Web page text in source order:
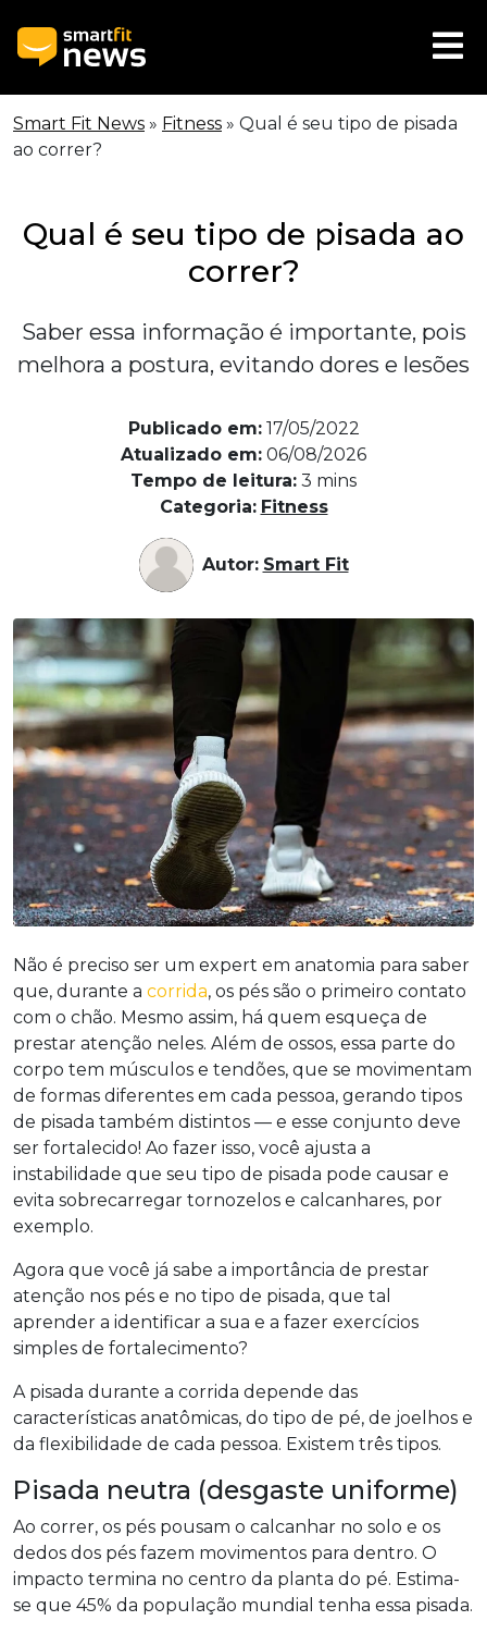
Smart Fit News » Fitness » Qual é seu tipo de pisada
ao correr?
Qual é seu tipo de pisada ao
correr?
Saber essa informação é importante, pois
melhora a postura, evitando dores e lesões
Publicado em: 17/05/2022
Atualizado em: 06/08/2026
Tempo de leitura: 3 mins
Categoria: Fitness
Autor: Smart Fit
Não é preciso ser um expert em anatomia para saber
que, durante a corrida, os pés são o primeiro contato
com o chão. Mesmo assim, há quem esqueça de
prestar atenção neles. Além de ossos, essa parte do
corpo tem músculos e tendões, que se movimentam
de formas diferentes em cada pessoa, gerando tipos
de pisada também distintos — e esse conjunto deve
ser fortalecido! Ao fazer isso, você ajusta a
instabilidade que seu tipo de pisada pode causar e
evita sobrecarregar tornozelos e calcanhares, por
exemplo.
Agora que você já sabe a importância de prestar
atenção nos pés e no tipo de pisada, que tal
aprender a identificar a sua e a fazer exercícios
simples de fortalecimento?
A pisada durante a corrida depende das
características anatômicas, do tipo de pé, de joelhos e
da flexibilidade de cada pessoa. Existem três tipos.
Pisada neutra (desgaste uniforme)
Ao correr, os pés pousam o calcanhar no solo e os
dedos dos pés fazem movimentos para dentro. O
impacto termina no centro da planta do pé. Estima-
se que 45% da população mundial tenha essa pisada.